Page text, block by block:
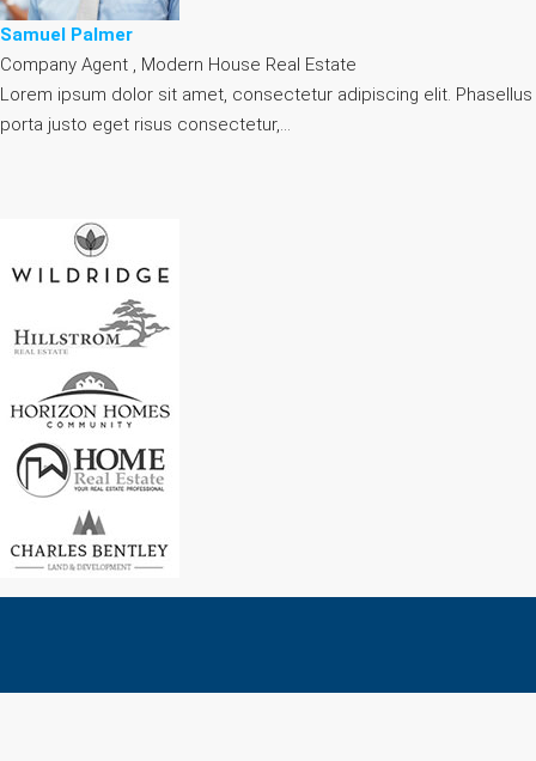
Samuel Palmer
Company Agent , Modern House Real Estate
Lorem ipsum dolor sit amet, consectetur adipiscing elit. Phasellus
porta justo eget risus consectetur,…